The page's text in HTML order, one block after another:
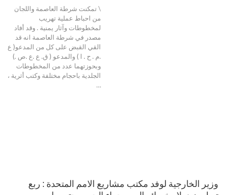
\ تمكنت شرطة العاصمة واللجان
من احباط عملية تهريب
لمخطوطات وآثار يمنية . وقد أفاد
مصدر في شرطة العاصمة انه قد
القي القبض على كل من المدعو( ع
.م . ح . ا ) والمدعو ( ق. ع .ع .ص .)
وبحوزتهما عدد من المخطوطات
الجلدية باحجام مختلفة وكتب أثرية ،
…
وزير الخارجية لوفد مكتب مشاريع الامم المتحدة : ربع